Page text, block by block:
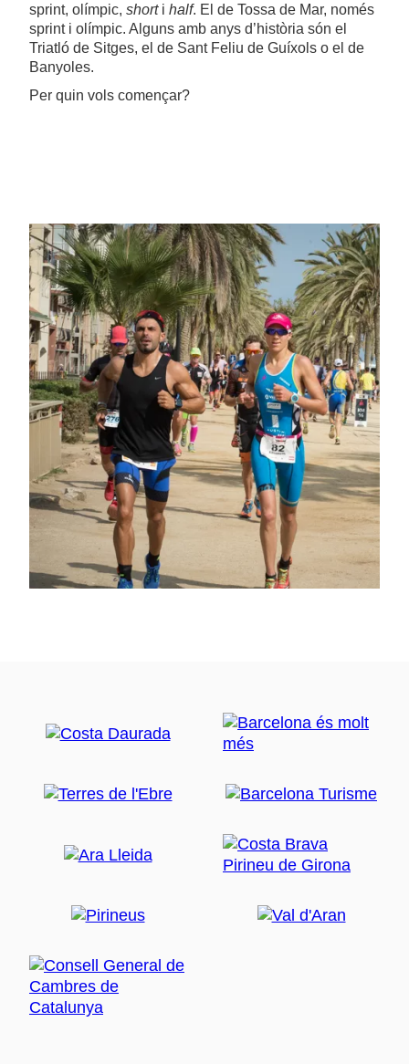
sprint, olímpic, shorti half. El de Tossa de Mar, només
sprint i olímpic. Alguns amb anys d’història són el
Triatló de Sitges, el de Sant Feliu de Guíxols o el de
Banyoles.
Per quin vols començar?